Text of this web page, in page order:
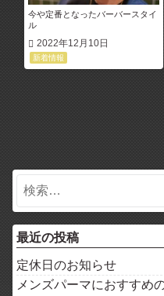
今や定番となったバーバースタイ
ル
2022年12月10日
新着情報
最近の投稿
定休日のお知らせ
メンズパーマにおすすめ